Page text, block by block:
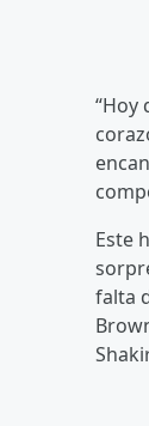
“Hoy
Este
falta